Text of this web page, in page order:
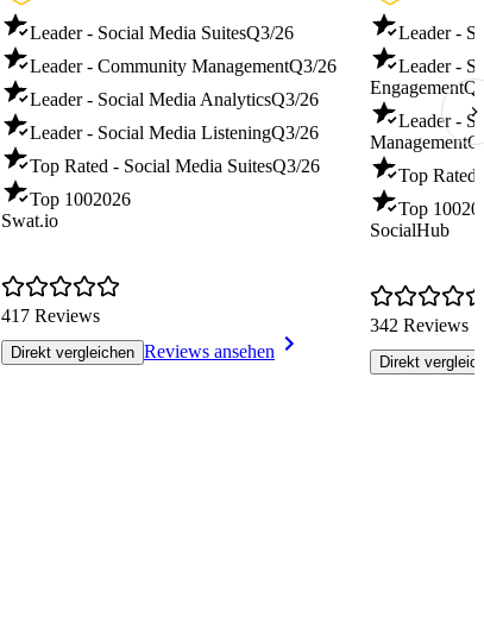
Leader - Social Media SuitesQ3/26
Leader - Community ManagementQ3/26
Leader - Social Media AnalyticsQ3/26
Leader - Social Media ListeningQ3/26
Top Rated - Social Media SuitesQ3/26
Top 1002026
Swat.io
417 Reviews
Direkt vergleichen Reviews ansehen
Leader -
Leader -
Engagement
Leader -
Management
Top Rated
Top 100
SocialHub
342 Reviews
Direkt